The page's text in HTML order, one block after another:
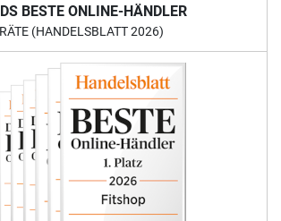
BESTE ONLINE-HÄNDLER
(HANDELSBLATT 2026)